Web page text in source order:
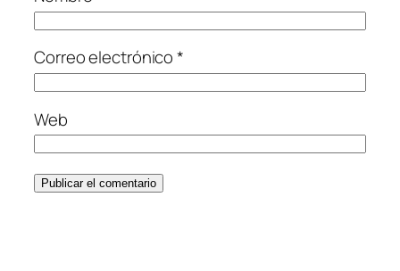
Correo electrónico*
Web